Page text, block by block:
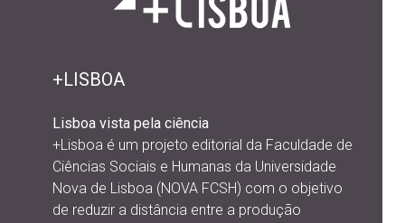
+LISBOA
Lisboa vista pela ciência
+Lisboa é um projeto editorial da Faculdade de
Ciências Sociais e Humanas da Universidade
Nova de Lisboa (NOVA FCSH) com o objetivo
de reduzir a distância entre a produção